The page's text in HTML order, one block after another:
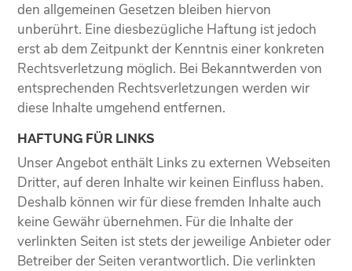
den allgemeinen Gesetzen bleiben hiervon
unberührt. Eine diesbezügliche Haftung ist jedoch
erst ab dem Zeitpunkt der Kenntnis einer konkreten
Rechtsverletzung möglich. Bei Bekanntwerden von
entsprechenden Rechtsverletzungen werden wir
diese Inhalte umgehend entfernen.
HAFTUNG FÜR LINKS
Unser Angebot enthält Links zu externen Webseiten
Dritter, auf deren Inhalte wir keinen Einfluss haben.
Deshalb können wir für diese fremden Inhalte auch
keine Gewähr übernehmen. Für die Inhalte der
verlinkten Seiten ist stets der jeweilige Anbieter oder
Betreiber der Seiten verantwortlich. Die verlinkten